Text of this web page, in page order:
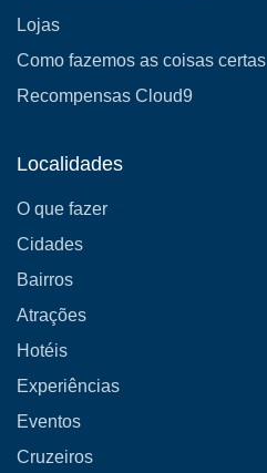
Lojas
Como fazemos as coisas certas
Recompensas Cloud9
Localidades
O que fazer
Cidades
Bairros
Atrações
Hotéis
Experiências
Eventos
Cruzeiros